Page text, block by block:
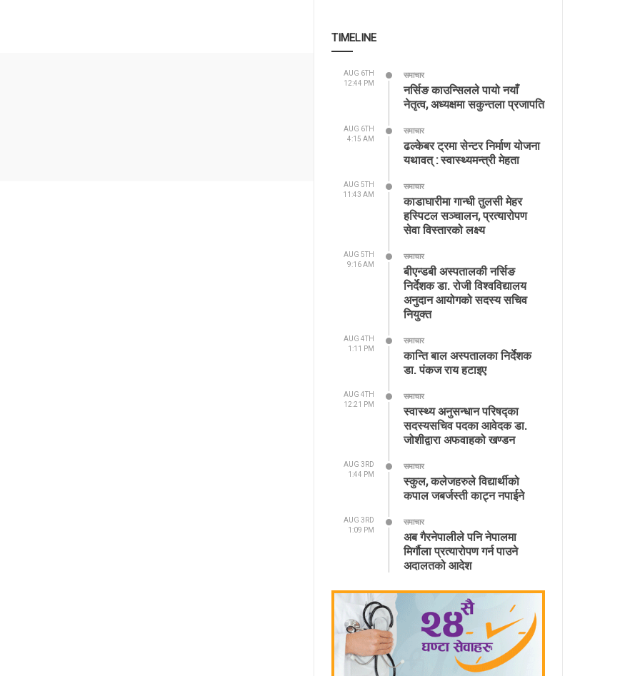
TIMELINE
AUG 6TH
12:44 PM
समाचार
नर्सिङ काउन्सिलले पायो नयाँ
नेतृत्व, अध्यक्षमा सकुन्तला प्रजापति
AUG 6TH
4:15 AM
समाचार
ढल्केबर ट्रमा सेन्टर निर्माण योजना
यथावत् : स्वास्थ्यमन्त्री मेहता
AUG 5TH
11:43 AM
समाचार
काडाघारीमा गान्धी तुलसी मेहर
हस्पिटल सञ्चालन, प्रत्यारोपण
सेवा विस्तारको लक्ष्य
AUG 5TH
9:16 AM
समाचार
बीएन्डबी अस्पतालकी नर्सिङ
निर्देशक डा. रोजी विश्वविद्यालय
अनुदान आयोगको सदस्य सचिव
नियुक्त
AUG 4TH
1:11 PM
समाचार
कान्ति बाल अस्पतालका निर्देशक
डा. पंकज राय हटाइए
AUG 4TH
12:21 PM
समाचार
स्वास्थ्य अनुसन्धान परिषद्का
सदस्यसचिव पदका आवेदक डा.
जोशीद्वारा अफवाहको खण्डन
AUG 3RD
1:44 PM
समाचार
स्कुल, कलेजहरुले विद्यार्थीको
कपाल जबर्जस्ती काट्न नपाईने
AUG 3RD
1:09 PM
समाचार
अब गैरनेपालीले पनि नेपालमा
मिर्गौला प्रत्यारोपण गर्न पाउने
अदालतको आदेश